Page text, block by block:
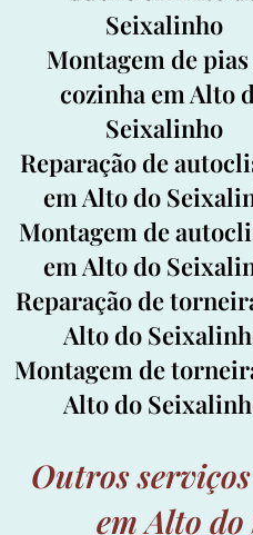
Seixalinho
Montagem de
cozinha em Alto
Seixalinho
Reparação de
em Alto do
Montagem de
em Alto do
Reparação de
Alto do
Montagem de
Alto do
Outros
emAlto